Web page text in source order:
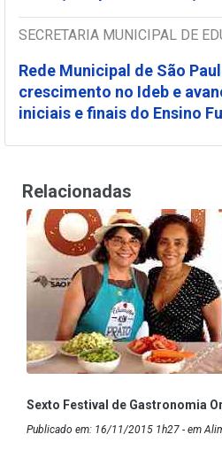
SECRETARIA MUNICIPAL DE
Rede Municipal de São
crescimento no Ideb e
iniciais e finais do Ensino
Relacionadas
Sexto Festival de Gastronomia
Publicado em: 16/11/2015 1h27 - em